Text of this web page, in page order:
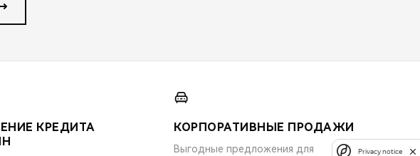
КРЕДИТА
КОРПОРАТИВНЫЕ ПРОДАЖИ
Выгодные предложения для
Privacy notice